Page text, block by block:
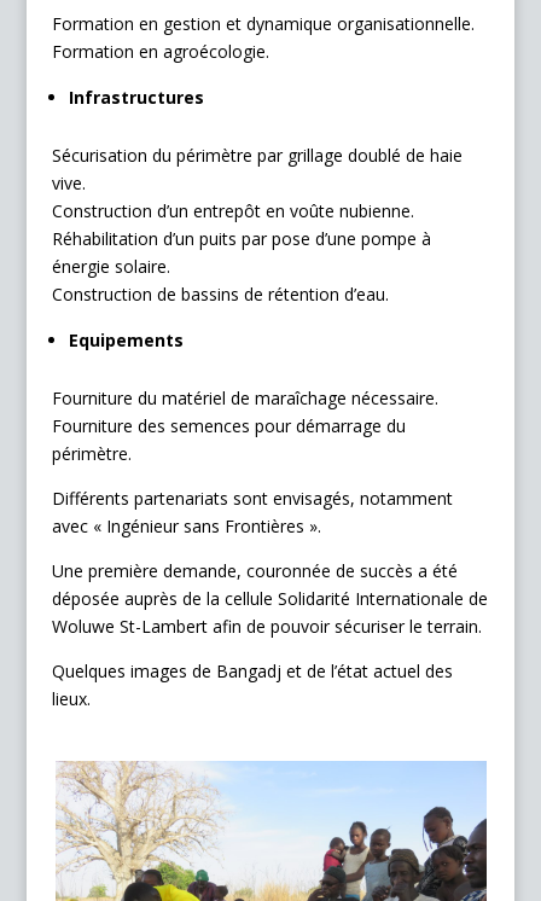
Formation en gestion et dynamique organisationnelle.
Formation en agroécologie.
Infrastructures
Sécurisation du périmètre par grillage doublé de haie
vive.
Construction d’un entrepôt en voûte nubienne.
Réhabilitation d’un puits par pose d’une pompe à
énergie solaire.
Construction de bassins de rétention d’eau.
Equipements
Fourniture du matériel de maraîchage nécessaire.
Fourniture des semences pour démarrage du
périmètre.
Différents partenariats sont envisagés, notamment
avec « Ingénieur sans Frontières ».
Une première demande, couronnée de succès a été
déposée auprès de la cellule Solidarité Internationale de
Woluwe St-Lambert afin de pouvoir sécuriser le terrain.
Quelques images de Bangadj et de l’état actuel des
lieux.